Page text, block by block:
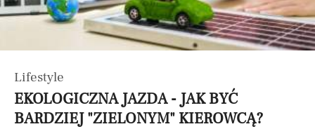
Lifestyle
EKOLOGICZNA JAZDA - JAK BYĆ
BARDZIEJ "ZIELONYM" KIEROWCĄ?